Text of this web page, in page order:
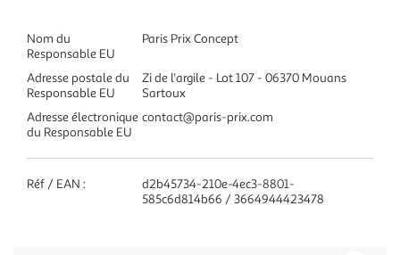
Nom du
Responsable EU
Paris Prix Concept
Adresse postale du
Responsable EU
Zi de l'argile - Lot 107 - 06370 Mouans
Sartoux
Adresse électronique
du Responsable EU
contact@paris-prix.com
Réf / EAN :
d2b45734-210e-4ec3-8801-
585c6d814b66 / 3664944423478